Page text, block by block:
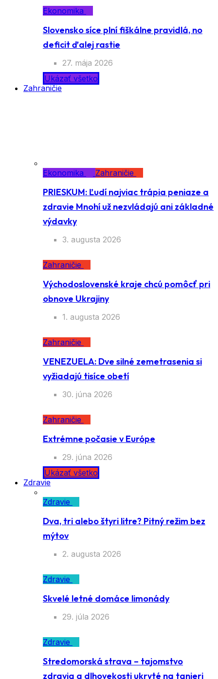
Ekonomika
Slovensko síce plní fiškálne pravidlá, no
deficit ďalej rastie
27. mája 2026
Ukázať všetko
Zahraničie
Ekonomika Zahraničie
PRIESKUM: Ľudí najviac trápia peniaze a
zdravie Mnohí už nezvládajú ani základné
výdavky
3. augusta 2026
Zahraničie
Východoslovenské kraje chcú pomôcť pri
obnove Ukrajiny
1. augusta 2026
Zahraničie
VENEZUELA: Dve silné zemetrasenia si
vyžiadajú tisíce obetí
30. júna 2026
Zahraničie
Extrémne počasie v Európe
29. júna 2026
Ukázať všetko
Zdravie
Zdravie
Dva, tri alebo štyri litre? Pitný režim bez
mýtov
2. augusta 2026
Zdravie
Skvelé letné domáce limonády
29. júla 2026
Zdravie
Stredomorská strava – tajomstvo
zdravia a dlhovekosti ukryté na tanieri